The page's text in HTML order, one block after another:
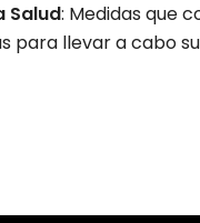
Salud: Medidas que
para llevar a cabo